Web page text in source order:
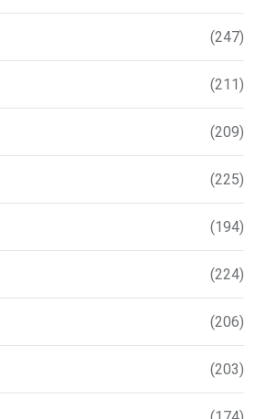
(247)
(211)
(209)
(225)
(194)
(224)
(206)
(203)